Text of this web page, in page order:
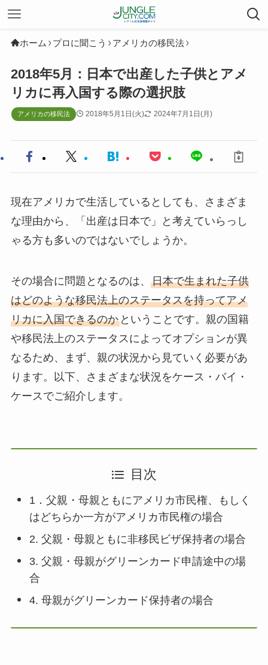
ホーム プロに聞こう アメリカの移民法
2018年5月：日本で出産した子供とアメ
リカに再入国する際の選択肢
アメリカの移民法 2018年5月1日(火) 2024年7月1日(月)
現在アメリカで生活しているとしても、さまざま
な理由から、「出産は日本で」と考えていらっし
ゃる方も多いのではないでしょうか。
その場合に問題となるのは、 日本で生まれた子供
はどのような移民法上のステータスを持ってアメ
リカに入国できるのかということです。親の国籍
や移民法上のステータスによってオプションが異
なるため、まず、親の状況から見ていく必要があ
ります。以下、さまざまな状況をケース・バイ・
ケースでご紹介します。
目次
1．父親・母親ともにアメリカ市民権、もしく
はどちらか一方がアメリカ市民権の場合
2. 父親・母親ともに非移民ビザ保持者の場合
3. 父親・母親がグリーンカード申請途中の場
合
4. 母親がグリーンカード保持者の場合